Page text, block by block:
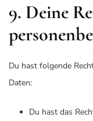
9. Deine
Du hast folgende
Daten:
Du hast das